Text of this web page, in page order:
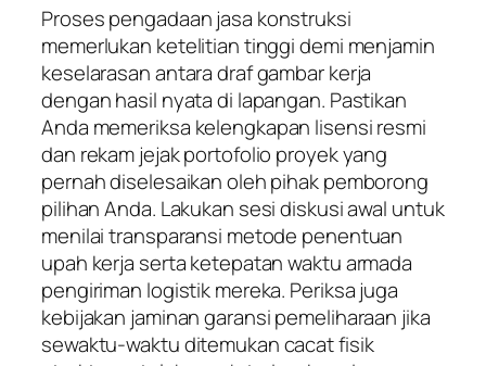
Proses pengadaan jasa konstruksi
memerlukan ketelitian tinggi demi menjamin
keselarasan antara draf gambar kerja
dengan hasil nyata di lapangan. Pastikan
Anda memeriksa kelengkapan lisensi resmi
dan rekam jejak portofolio proyek yang
pernah diselesaikan oleh pihak pemborong
pilihan Anda. Lakukan sesi diskusi awal untuk
menilai transparansi metode penentuan
upah kerja serta ketepatan waktu armada
pengiriman logistik mereka. Periksa juga
kebijakan jaminan garansi pemeliharaan jika
sewaktu-waktu ditemukan cacat fisik